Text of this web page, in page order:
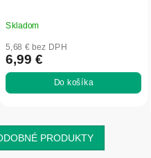
Skladom
5,68 € bez DPH
6,99 €
Do košíka
PRODUKTY